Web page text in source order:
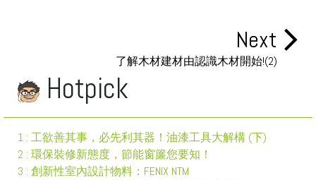
Next
了解木材建材由認識木材開始!(2)
Hotpick
1 : 工欲善其事，必先利其器！油漆工具大解構 (下)
2 : 環保裝修新態度，節能窗簾您要知！
3 : 創新性室內設計物料：FENIX NTM